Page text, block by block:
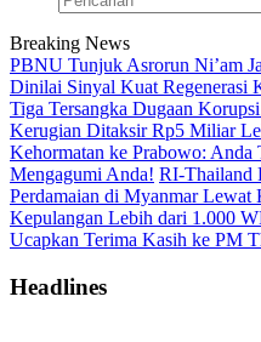
Breaking News
PBNU Tunjuk Asrorun Ni’am
Dinilai Sinyal Kuat Regenerasi
Tiga Tersangka Dugaan
Kerugian Ditaksir Rp5 Miliar
Kehormatan ke Prabowo:
Mengagumi Anda! RI-Thailand
Perdamaian di Myanmar Lewat
Kepulangan Lebih dari 1.000
Ucapkan Terima Kasih ke PM
Headlines